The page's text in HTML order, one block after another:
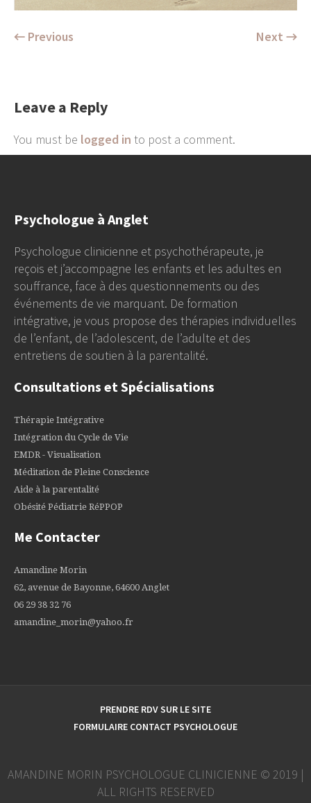
← Previous Next →
Leave a Reply
You must be logged in to post a comment.
Psychologue à Anglet
Psychologue clinicienne et psychothérapeute, je
reçois et j’accompagne les enfants et les adultes en
souffrance, face à des questionnements ou des
événements de vie marquant. De formation
intégrative, je vous propose des thérapies individuelles
de l’enfant, de l’adolescent, de l’adulte et des
entretiens de soutien à la parentalité.
Consultations et Spécialisations
Thérapie Intégrative
Intégration du Cycle de Vie
EMDR - Visualisation
Méditation de Pleine Conscience
Aide à la parentalité
Obésité Pédiatrie RéPPOP
Me Contacter
Amandine Morin
62, avenue de Bayonne, 64600 Anglet
06 29 38 32 76
amandine_morin@yahoo.fr
PRENDRE RDV SUR LE SITE
FORMULAIRE CONTACT PSYCHOLOGUE
AMANDINE MORIN PSYCHOLOGUE CLINICIENNE © 2019 |
ALL RIGHTS RESERVED